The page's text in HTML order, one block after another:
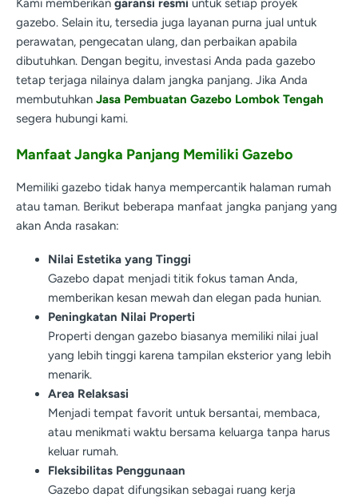
Kami memberikan garansi resmi untuk setiap proyek
gazebo. Selain itu, tersedia juga layanan purna jual untuk
perawatan, pengecatan ulang, dan perbaikan apabila
dibutuhkan. Dengan begitu, investasi Anda pada gazebo
tetap terjaga nilainya dalam jangka panjang. Jika Anda
membutuhkan Jasa Pembuatan Gazebo Lombok Tengah
segera hubungi kami.
Manfaat Jangka Panjang Memiliki Gazebo
Memiliki gazebo tidak hanya mempercantik halaman rumah
atau taman. Berikut beberapa manfaat jangka panjang yang
akan Anda rasakan:
Nilai Estetika yang Tinggi
Gazebo dapat menjadi titik fokus taman Anda,
memberikan kesan mewah dan elegan pada hunian.
Peningkatan Nilai Properti
Properti dengan gazebo biasanya memiliki nilai jual
yang lebih tinggi karena tampilan eksterior yang lebih
menarik.
Area Relaksasi
Menjadi tempat favorit untuk bersantai, membaca,
atau menikmati waktu bersama keluarga tanpa harus
keluar rumah.
Fleksibilitas Penggunaan
Gazebo dapat difungsikan sebagai ruang kerja